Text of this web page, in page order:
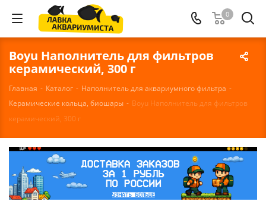
0
Boyu Наполнитель для фильтров
керамический, 300 г
Главная - Каталог - Наполнитель для аквариумного фильтра -
Керамические кольца, биошары - Boyu Наполнитель для фильтров
керамический, 300 г